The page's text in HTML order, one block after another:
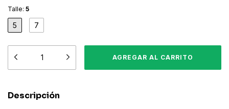
Talle: 5
5 7
Descripción